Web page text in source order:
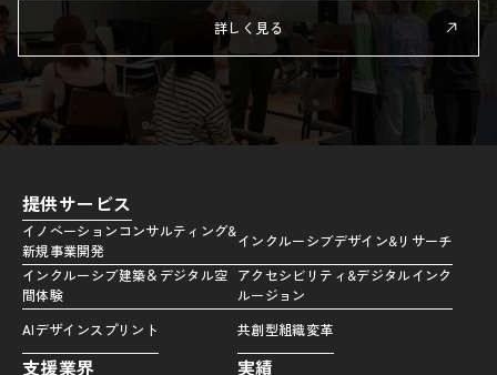
詳しく見る
提供サービス
イノベーションコンサルティング&
新規事業開発
インクルーシブデザイン&リサーチ
インクルーシブ建築＆デジタル空
間体験
アクセシビリティ&デジタルインク
ルージョン
AIデザインスプリント
共創型組織変革
支援業界
実績